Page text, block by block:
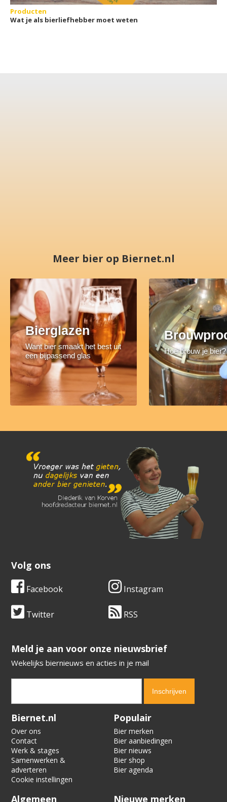
Producten
Wat je als bierliefhebber moet weten
Meer bier op Biernet.nl
Bierglazen
Want bier smaakt het best uit
een bijpassend glas
Hoe brouw je bier?
Volg ons
Facebook Instagram
Twitter RSS
​​​​​​​Meld je aan voor onze nieuwsbrief
Wekelijks biernieuws en acties in je mail
Verification code:
Biernet.nl
Over ons
Contact
Werk & stages
Samenwerken &
adverteren
Cookie instellingen
Populair
Bier merken
Bier aanbiedingen
Bier nieuws
Bier shop
Bier agenda
Algemeen Nieuwe merken